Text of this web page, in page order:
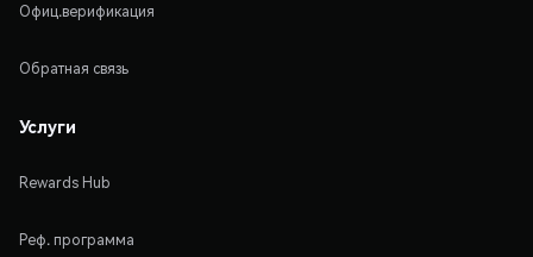
Офиц.верификация
Обратная связь
Услуги
Rewards Hub
Реф. программа